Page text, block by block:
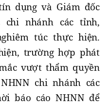
dụng và Giám đốc
chi nhánh các tỉnh,
túc thực hiện.
trường hợp phát
vượt thẩm quyền
chi nhánh các
báo cáo NHNN để